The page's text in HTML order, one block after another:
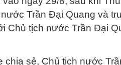
Trần Đại Quang và
Chủ tịch nước Trần Đại
chia sẻ, Chủ tịch nước